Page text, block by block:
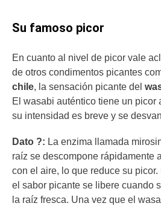
Su famoso picor
En cuanto al nivel de picor vale
de otros condimentos picantes
chile, la sensación picante del
El wasabi auténtico tiene un picor
su intensidad es breve y se
Dato ?: La enzima llamada
raíz se descompone rápidamente
con el aire, lo que reduce su
el sabor picante se libere cuando
la raíz fresca. Una vez que el